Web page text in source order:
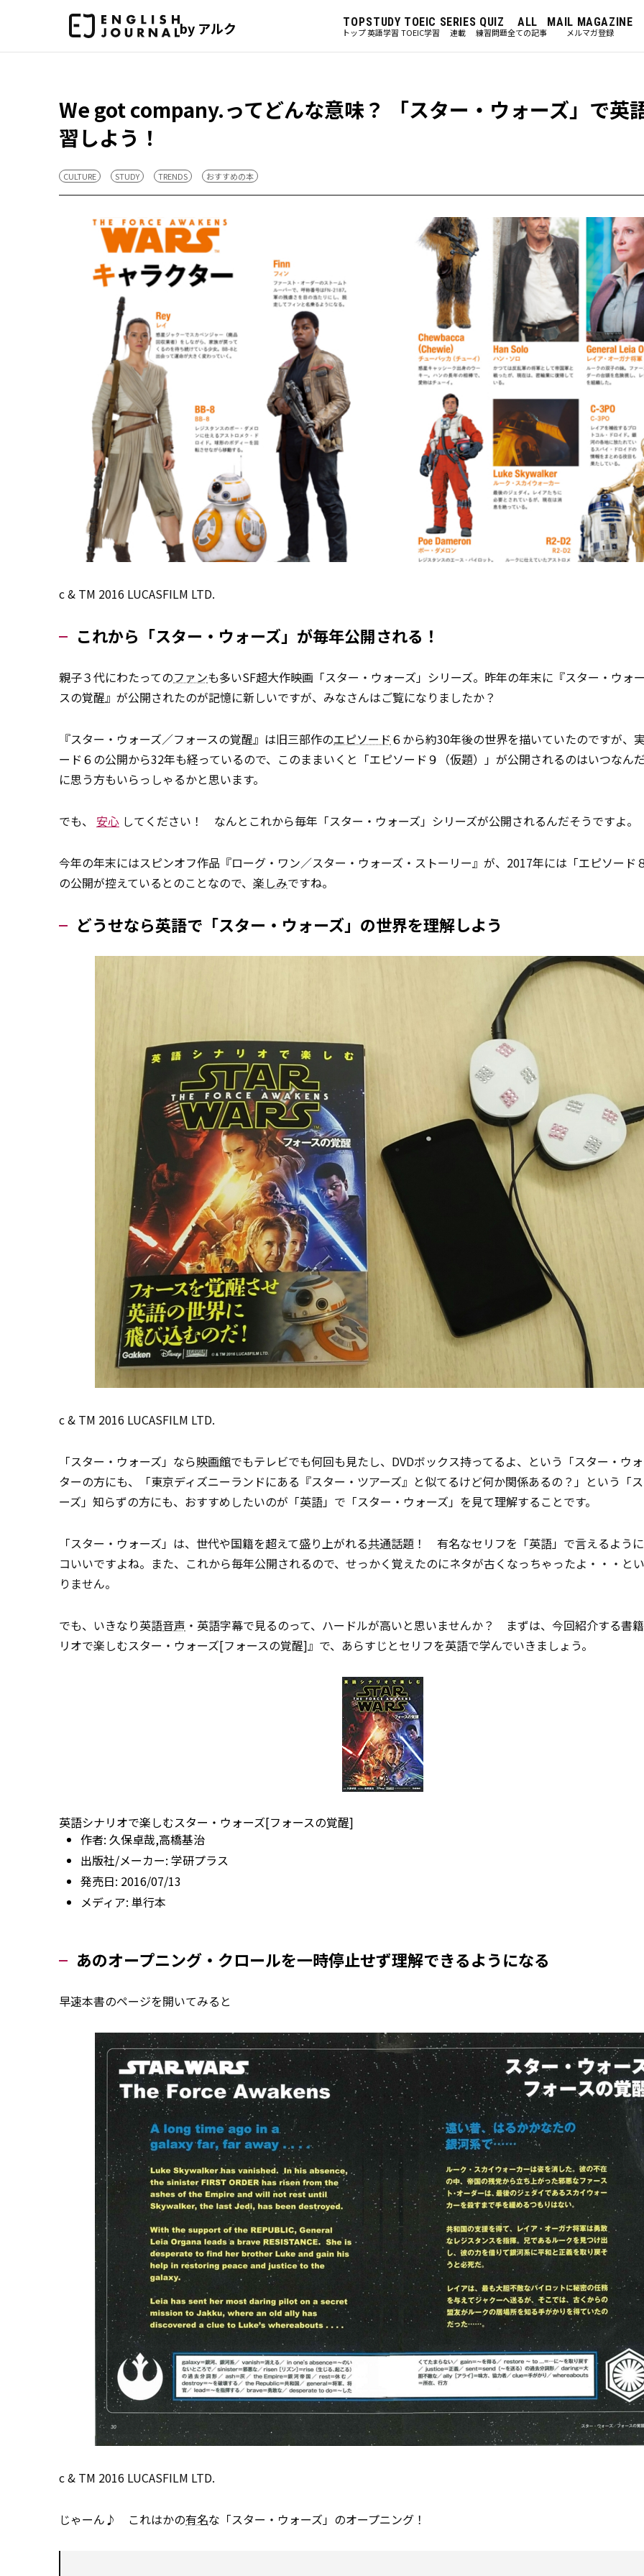
by アルク TOP
トップ
STUDY
英語学習
TOEIC
TOEIC学習
SERIES
連載
QUIZ
練習問題
ALL
全ての記事
MAIL MAGAZINE
メルマガ登録
We got company.ってどんな意味？ 「スター・ウォーズ」で英
習しよう！
CULTURE STUDY TRENDS おすすめの本
c & TM 2016 LUCASFILM LTD.
これから「スター・ウォーズ」が毎年公開される！
親子３代にわたってのファンも多いSF超大作映画「スター・ウォーズ」シリーズ。昨年の年末に『スター・ウォ
スの覚醒』が公開されたのが記憶に新しいですが、みなさんはご覧になりましたか？
『スター・ウォーズ／フォースの覚醒』は旧三部作のエピソード ６から約30年後の世界を描いていたのですが、
ード６の公開から32年も経っているので、このままいくと「エピソード９（仮題）」が公開されるのはいつな
に思う方もいらっしゃるかと思います。
でも、 安心 してください！ なんとこれから毎年「スター・ウォーズ」シリーズが公開されるんだそうですよ。
今年の年末にはスピンオフ作品『ローグ・ワン／スター・ウォーズ・ストーリー』が、2017年には「エピソード
の公開が控えているとのことなので、 楽しみですね。
どうせなら英語で「スター・ウォーズ」の世界を理解しよう
c & TM 2016 LUCASFILM LTD.
「スター・ウォーズ」なら映画館でもテレビでも何回も見たし、DVDボックス持ってるよ、という「スター・ウ
ターの方にも、「東京ディズニーランドにある『スター・ツアーズ』と似てるけど何か関係あるの？」という「
ーズ」知らずの方にも、おすすめしたいのが「英語」で「スター・ウォーズ」を見て理解することです。
「スター・ウォーズ」は、世代や国籍を超えて盛り上がれる共通話題！ 有名なセリフを「英語」で言えるよう
コいいですよね。また、これから毎年公開されるので、せっかく覚えたのにネタが古くなっちゃったよ・・・と
りません。
でも、いきなり英語音声 ・英語字幕で見るのって、ハードルが高いと思いませんか？ まずは、今回紹介する書
リオで楽しむスター・ウォーズ[フォースの覚醒]』で、あらすじとセリフを英語で学んでいきましょう。
英語シナリオで楽しむスター・ウォーズ[フォースの覚醒]
作者: 久保卓哉,高橋基治
出版社/メーカー: 学研プラス
発売日: 2016/07/13
メディア: 単行本
あのオープニング・クロールを一時停止せず理解できるようになる
早速本書のページを開いてみると
c & TM 2016 LUCASFILM LTD.
じゃーん♪ これはかの有名な「スター・ウォーズ」のオープニング！